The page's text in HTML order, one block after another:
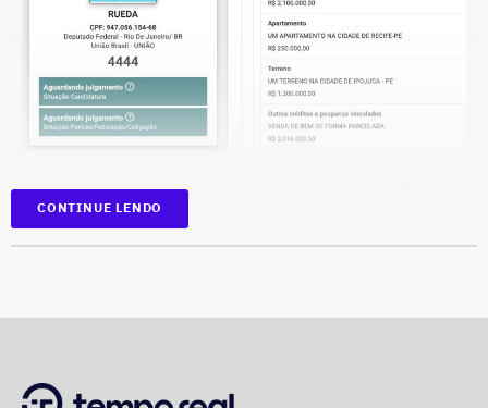
Deputado Fábio Silva em declaração de bens em 2026 — Foto:
Além dos investimentos, a carteira de imóveis de Rueda
declaração aparecem casas, apartamentos, terrenos e
Brasília avaliada em R$ 8,37 milhões, um lote na capital
CONTINUE LENDO